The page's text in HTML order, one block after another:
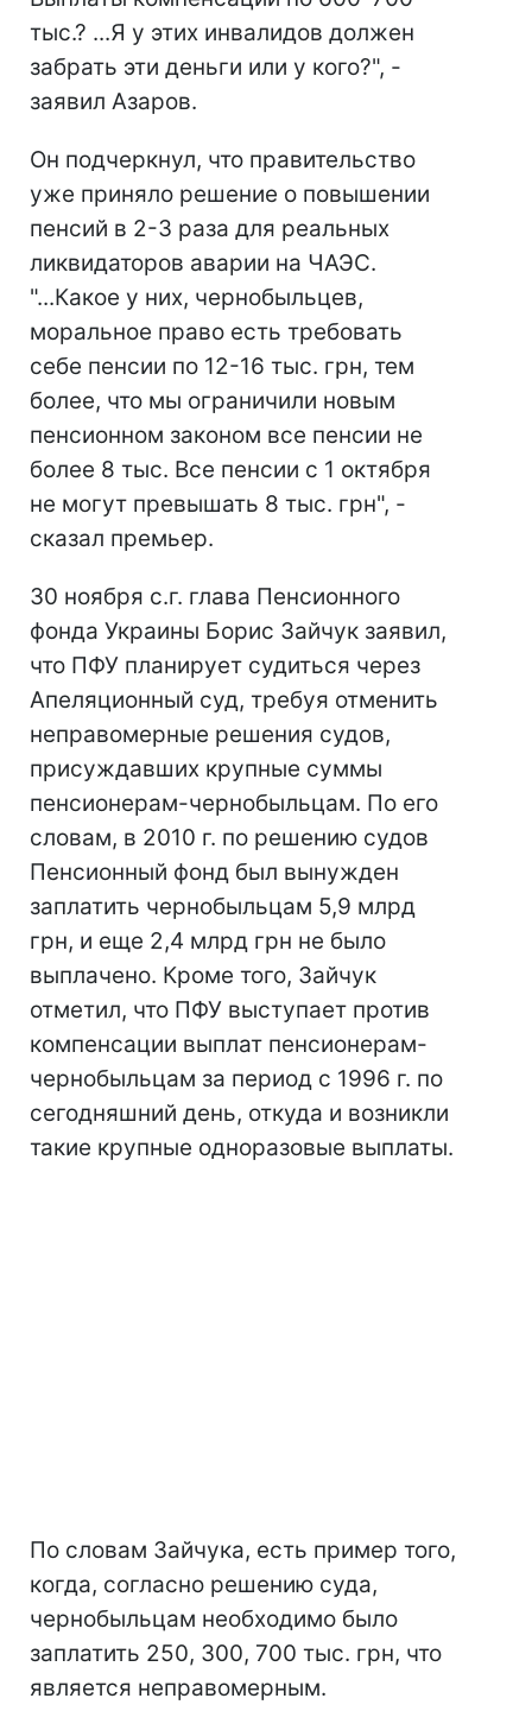
тыс.? ...Я у этих инвалидов должен
забрать эти деньги или у кого?", -
заявил Азаров.
Он подчеркнул, что правительство
уже приняло решение о повышении
пенсий в 2-3 раза для реальных
ликвидаторов аварии на ЧАЭС.
"...Какое у них, чернобыльцев,
моральное право есть требовать
себе пенсии по 12-16 тыс. грн, тем
более, что мы ограничили новым
пенсионном законом все пенсии не
более 8 тыс. Все пенсии с 1 октября
не могут превышать 8 тыс. грн", -
сказал премьер.
30 ноября с.г. глава Пенсионного
фонда Украины Борис Зайчук заявил,
что ПФУ планирует судиться через
Апеляционный суд, требуя отменить
неправомерные решения судов,
присуждавших крупные суммы
пенсионерам-чернобыльцам. По его
словам, в 2010 г. по решению судов
Пенсионный фонд был вынужден
заплатить чернобыльцам 5,9 млрд
грн, и еще 2,4 млрд грн не было
выплачено. Кроме того, Зайчук
отметил, что ПФУ выступает против
компенсации выплат пенсионерам-
чернобыльцам за период с 1996 г. по
сегодняшний день, откуда и возникли
такие крупные одноразовые выплаты.
По словам Зайчука, есть пример того,
когда, согласно решению суда,
чернобыльцам необходимо было
заплатить 250, 300, 700 тыс. грн, что
является неправомерным.